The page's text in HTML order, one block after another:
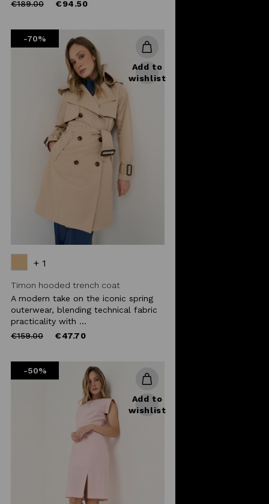
Price
€189.00to €94.50
-70%
Add to
wishlist
+ 1
Timon hooded trench coat
A modern take on the iconic spring
outerwear, blending technical fabric
practicality with ...
Price
€159.00to €47.70
-50%
Add to
wishlist